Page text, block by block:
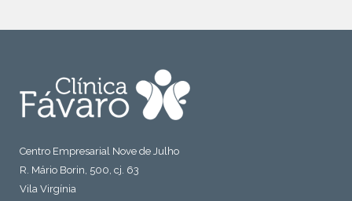
Centro Empresarial Nove de Julho
R. Mário Borin, 500, cj. 63
Vila Virgínia